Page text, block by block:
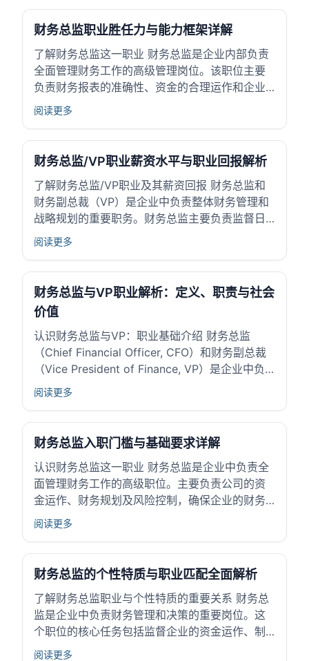
于企业管理层，直接参与决策，影响公司整体经
营表现。对高中生而言，了解财务总监的角色可
帮助...
财务总监职业胜任力与能力框架详解
了解财务总监这一职业 财务总监是企业内部负责
全面管理财务工作的高级管理岗位。该职位主要
负责财务报表的准确性、资金的合理运作和企业
预算的制定。财务总监不仅要保证企业财务信息
支持企业发展目标。 财务总监在企业中承担重要
职责，例如：监督财务状况、控制成本开支和评
估...
阅读更多
财务总监/VP职业薪资水平与职业回报解析
了解财务总监/VP职业及其薪资回报 财务总监和
财务副总裁（VP）是企业中负责整体财务管理和
战略规划的重要职务。财务总监主要负责监督日
常财务运作、预算管理和财务报告，而财务VP则
者在企业中承担资金管理、风险控制和财务分析
的关键职责。 这些职位对企业发展影响明显...
阅读更多
财务总监与VP职业解析：定义、职责与社会
价值
认识财务总监与VP：职业基础介绍 财务总监
（Chief Financial Officer, CFO）和财务副总裁
（Vice President of Finance, VP）是企业中负
责管理财务的高级管理职位。财务总监通常担负
定财务领域的领导与执行。这两...
阅读更多
财务总监入职门槛与基础要求详解
认识财务总监这一职业 财务总监是企业中负责全
面管理财务工作的高级职位。主要负责公司的资
金运作、财务规划及风险控制，确保企业的财务
健康和稳定发展。作为管理层成员，财务总监为
体运行效率。了解这一职业有助于高中生明确未
来职业方向及所需准备。 财务总监的基本职责与
定...
阅读更多
财务总监的个性特质与职业匹配全面解析
了解财务总监职业与个性特质的重要关系 财务总
监是企业中负责财务管理和决策的重要岗位。这
个职位的核心任务包括监督企业的资金运作、制
定财务策略以及保证财务信息的准确性。选择适
阅读更多